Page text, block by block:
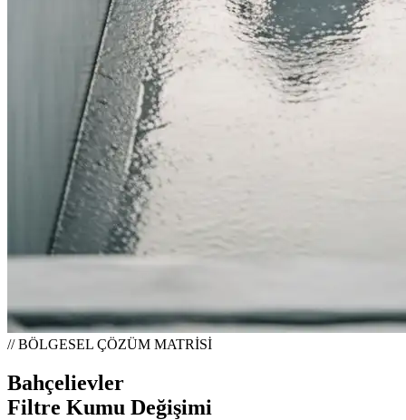
// BÖLGESEL ÇÖZÜM MATRİSİ
Bahçelievler
Filtre Kumu Değişimi